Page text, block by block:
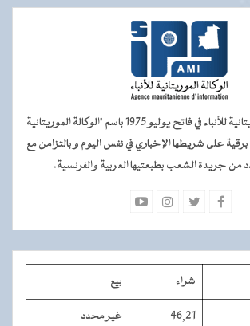
أنشئت الوكالة الموريتانية للأنباء في فاتح يوليو 1975 باسم "الوكالة الموريتانية
على شريطها الإخباري في نفس اليوم و بالتزامن مع
من جريدة الشعب بطبعتيها العربية والفرنسية.
شراء بيع
46,21 غير محدد